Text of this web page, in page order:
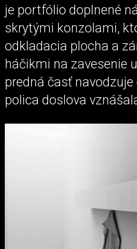
je portfólio doplnené
skrytými konzolami,
odkladacia plocha a
háčikmi na zavesenie
predná časť
polica doslova